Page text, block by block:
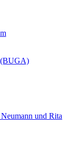
(BUGA)
und Rita